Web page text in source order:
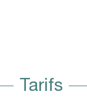
Tarifs